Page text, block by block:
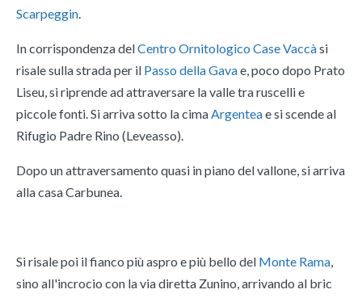
Scarpeggin.
In corrispondenza delCentro Ornitologico Case Vaccàsi
risale sulla strada per il Passo della Gavae, poco dopo Prato
Liseu, si riprende ad attraversare la valle tra ruscelli e
piccole fonti. Si arriva sotto la cimaArgenteae si scende al
Rifugio Padre Rino (Leveasso).
Dopo un attraversamento quasi in piano del vallone, si arriva
alla casa Carbunea.
Si risale poi il fianco più aspro e più bello del Monte Rama,
sino all'incrocio con la via diretta Zunino, arrivando al bric